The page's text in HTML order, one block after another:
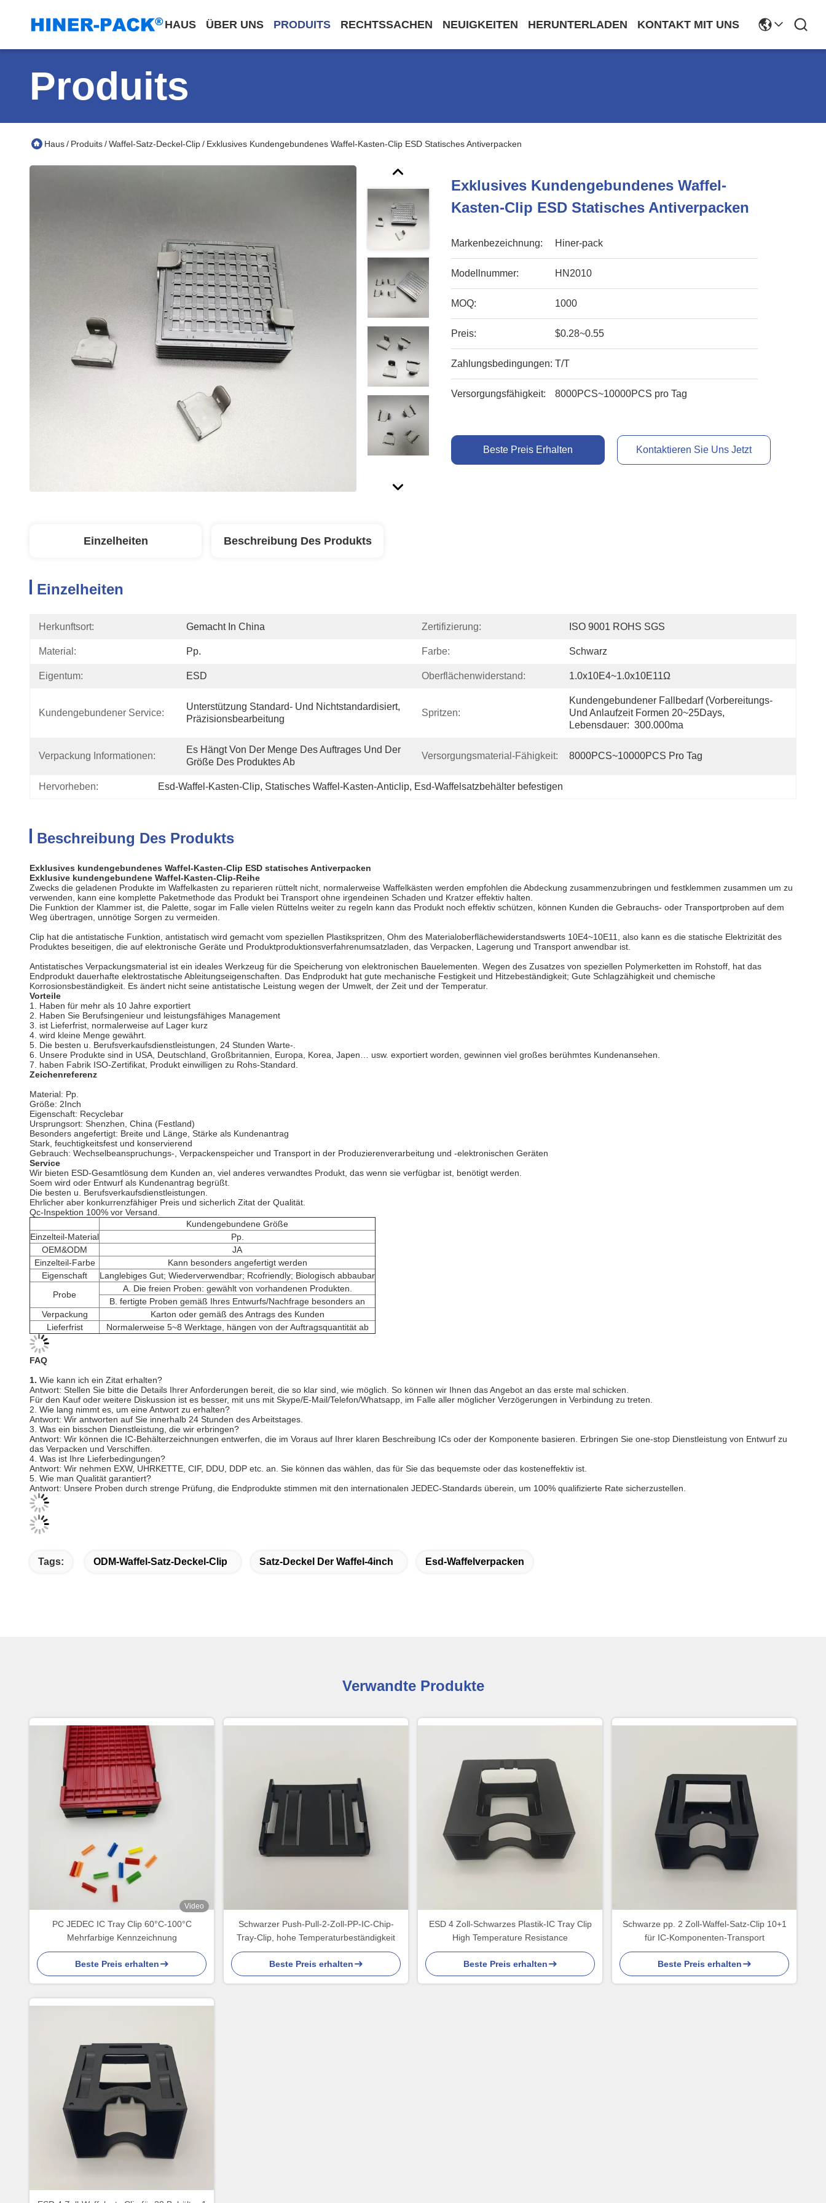
HAUS ÜBER UNS PRODUITS RECHTSSACHEN NEUIGKEITEN HERUNTERLADEN KONTAKT MIT UNS
Produits
Haus/ Produits/Waffel-Satz-Deckel-Clip/ Exklusives Kundengebundenes Waffel-Kasten-Clip ESD Statisches Antiverpacken
Exklusives Kundengebundenes Waffel-
Kasten-Clip ESD Statisches Antiverpacken
Markenbezeichnung: Hiner-pack
Modellnummer: HN2010
MOQ: 1000
Preis: $0.28~0.55
Zahlungsbedingungen: T/T
Versorgungsfähigkeit: 8000PCS~10000PCS pro Tag
Beste Preis Erhalten Kontaktieren Sie Uns Jetzt
Einzelheiten Beschreibung Des Produkts
Einzelheiten
Herkunftsort: Gemacht In China Zertifizierung: ISO 9001 ROHS SGS
Material: Pp. Farbe: Schwarz
Eigentum: ESD Oberflächenwiderstand: 1.0x10E4~1.0x10E11Ω
Kundengebundener Service:
Unterstützung Standard- Und Nichtstandardisiert,
Präzisionsbearbeitung
Spritzen:
Kundengebundener Fallbedarf (Vorbereitungs-
Und Anlaufzeit Formen 20~25Days,
Lebensdauer:  300.000ma
Verpackung Informationen:
Es Hängt Von Der Menge Des Auftrages Und Der
Größe Des Produktes Ab
Versorgungsmaterial-Fähigkeit: 8000PCS~10000PCS Pro Tag
Hervorheben: Esd-Waffel-Kasten-Clip, Statisches Waffel-Kasten-Anticlip, Esd-Waffelsatzbehälter befestigen
Beschreibung Des Produkts
Exklusives kundengebundenes Waffel-Kasten-Clip ESD statisches Antiverpacken
Exklusive kundengebundene Waffel-Kasten-Clip-Reihe
Zwecks die geladenen Produkte im Waffelkasten zu reparieren rüttelt nicht, normalerweise Waffelkästen werden empfohlen die Abdeckung zusammenzubringen und festklemmen zusammen um zu
verwenden, kann eine komplette Paketmethode das Produkt bei Transport ohne irgendeinen Schaden und Kratzer effektiv halten.
Die Funktion der Klammer ist, die Palette, sogar im Falle vielen Rüttelns weiter zu regeln kann das Produkt noch effektiv schützen, können Kunden die Gebrauchs- oder Transportproben auf dem
Weg übertragen, unnötige Sorgen zu vermeiden.
Clip hat die antistatische Funktion, antistatisch wird gemacht vom speziellen Plastikspritzen, Ohm des Materialoberflächewiderstandswerts 10E4~10E11, also kann es die statische Elektrizität des
Produktes beseitigen, die auf elektronische Geräte und Produktproduktionsverfahrenumsatzladen, das Verpacken, Lagerung und Transport anwendbar ist.
Antistatisches Verpackungsmaterial ist ein ideales Werkzeug für die Speicherung von elektronischen Bauelementen. Wegen des Zusatzes von speziellen Polymerketten im Rohstoff, hat das
Endprodukt dauerhafte elektrostatische Ableitungseigenschaften. Das Endprodukt hat gute mechanische Festigkeit und Hitzebeständigkeit; Gute Schlagzähigkeit und chemische
Korrosionsbeständigkeit. Es ändert nicht seine antistatische Leistung wegen der Umwelt, der Zeit und der Temperatur.
Vorteile
1. Haben für mehr als 10 Jahre exportiert
2. Haben Sie Berufsingenieur und leistungsfähiges Management
3. ist Lieferfrist, normalerweise auf Lager kurz
4. wird kleine Menge gewährt.
5. Die besten u. Berufsverkaufsdienstleistungen, 24 Stunden Warte-.
6. Unsere Produkte sind in USA, Deutschland, Großbritannien, Europa, Korea, Japen… usw. exportiert worden, gewinnen viel großes berühmtes Kundenansehen.
7. haben Fabrik ISO-Zertifikat, Produkt einwilligen zu Rohs-Standard.
Zeichenreferenz
Material: Pp.
Größe: 2Inch
Eigenschaft: Recyclebar
Ursprungsort: Shenzhen, China (Festland)
Besonders angefertigt: Breite und Länge, Stärke als Kundenantrag
Stark, feuchtigkeitsfest und konservierend
Gebrauch: Wechselbeanspruchungs-, Verpackenspeicher und Transport in der Produzierenverarbeitung und -elektronischen Geräten
Service
Wir bieten ESD-Gesamtlösung dem Kunden an, viel anderes verwandtes Produkt, das wenn sie verfügbar ist, benötigt werden.
Soem wird oder Entwurf als Kundenantrag begrüßt.
Die besten u. Berufsverkaufsdienstleistungen.
Ehrlicher aber konkurrenzfähiger Preis und sicherlich Zitat der Qualität.
Qc-Inspektion 100% vor Versand.
Kundengebundene Größe
Einzelteil-Material
Pp.
OEM&ODM
JA
Einzelteil-Farbe
Kann besonders angefertigt werden
Eigenschaft
Langlebiges Gut; Wiederverwendbar; Rcofriendly; Biologisch abbaubar
Probe
A. Die freien Proben: gewählt von vorhandenen Produkten.
B. fertigte Proben gemäß Ihres Entwurfs/Nachfrage besonders an
Verpackung
Karton oder gemäß des Antrags des Kunden
Lieferfrist
Normalerweise 5~8 Werktage, hängen von der Auftragsquantität ab
FAQ
1. Wie kann ich ein Zitat erhalten?
Antwort: Stellen Sie bitte die Details Ihrer Anforderungen bereit, die so klar sind, wie möglich. So können wir Ihnen das Angebot an das erste mal schicken.
Für den Kauf oder weitere Diskussion ist es besser, mit uns mit Skype/E-Mail/Telefon/Whatsapp, im Falle aller möglicher Verzögerungen in Verbindung zu treten.
2. Wie lang nimmt es, um eine Antwort zu erhalten?
Antwort: Wir antworten auf Sie innerhalb 24 Stunden des Arbeitstages.
3. Was ein bisschen Dienstleistung, die wir erbringen?
Antwort: Wir können die IC-Behälterzeichnungen entwerfen, die im Voraus auf Ihrer klaren Beschreibung ICs oder der Komponente basieren. Erbringen Sie one-stop Dienstleistung von Entwurf zu
das Verpacken und Verschiffen.
4. Was ist Ihre Lieferbedingungen?
Antwort: Wir nehmen EXW, UHRKETTE, CIF, DDU, DDP etc. an. Sie können das wählen, das für Sie das bequemste oder das kosteneffektiv ist.
5. Wie man Qualität garantiert?
Antwort: Unsere Proben durch strenge Prüfung, die Endprodukte stimmen mit den internationalen JEDEC-Standards überein, um 100% qualifizierte Rate sicherzustellen.
Tags: ODM-Waffel-Satz-Deckel-Clip Satz-Deckel Der Waffel-4inch Esd-Waffelverpacken
Verwandte Produkte
Video
PC JEDEC IC Tray Clip 60°C-100°C
Mehrfarbige Kennzeichnung
Beste Preis erhalten
Schwarzer Push-Pull-2-Zoll-PP-IC-Chip-
Tray-Clip, hohe Temperaturbeständigkeit
Beste Preis erhalten
ESD 4 Zoll-Schwarzes Plastik-IC Tray Clip
High Temperature Resistance
Beste Preis erhalten
Schwarze pp. 2 Zoll-Waffel-Satz-Clip 10+1
für IC-Komponenten-Transport
Beste Preis erhalten